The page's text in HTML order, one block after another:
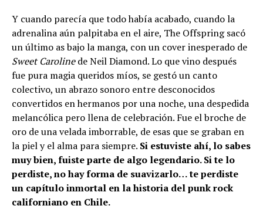
Y cuando parecía que todo había acabado, cuando la
adrenalina aún palpitaba en el aire, The Offspring sacó
un último as bajo la manga, con un cover inesperado de
Sweet Carolinede Neil Diamond. Lo que vino después
fue pura magia queridos míos, se gestó un canto
colectivo, un abrazo sonoro entre desconocidos
convertidos en hermanos por una noche, una despedida
melancólica pero llena de celebración. Fue el broche de
oro de una velada imborrable, de esas que se graban en
la piel y el alma para siempre. Si estuviste ahí, lo sabes
muy bien, fuiste parte de algo legendario. Si te lo
perdiste, no hay forma de suavizarlo… te perdiste
un capítulo inmortal en la historia del punk rock
californiano en Chile.